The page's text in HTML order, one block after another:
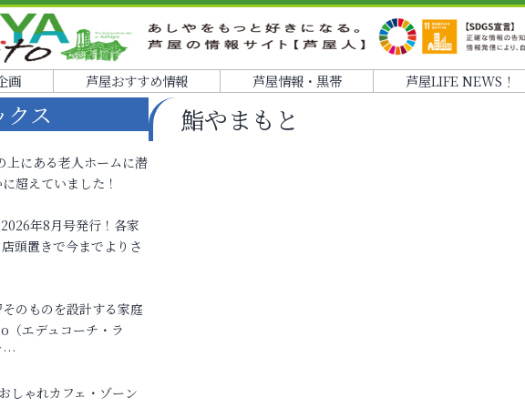
画 芦屋おすすめ情報 芦屋情報・黒帯 芦屋LIFE NEWS！
鮨やまもと
クス
にある老人ホームに潜
超えていました！
年8月号発行！各家
頭置きで今までよりさ
のものを設計する家庭
エデュコーチ・ラ
…
しゃれカフェ・ゾーン